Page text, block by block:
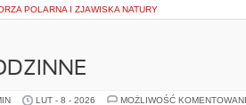
POLARNA I ZJAWISKA NATURY
LUT - 8 - 2026 MOŻLIWOŚĆ